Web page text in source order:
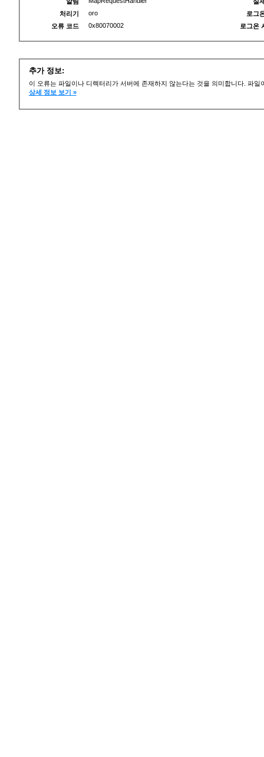
처리기
oro
오류 코드
0x80070002
로그
로그온
추가 정보:
이 오류는 파일이나 디렉터리가 서버에 존재하지 않는다는 것을 의미합니다. 파
상세 정보 보기 »